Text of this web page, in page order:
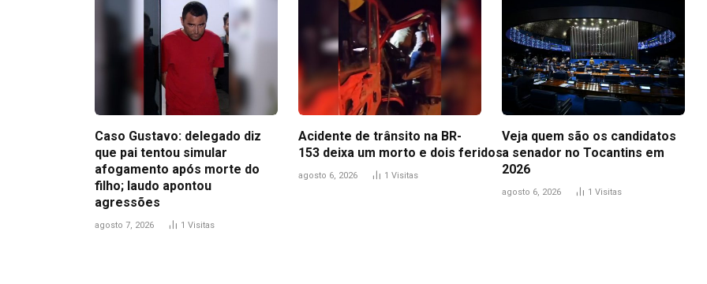
Caso Gustavo: delegado diz
que pai tentou simular
afogamento após morte do
filho; laudo apontou
agressões
agosto 7, 2026 1 Visitas
Acidente de trânsito na BR-
153 deixa um morto e dois feridos
agosto 6, 2026 1 Visitas
Veja quem são os candidatos
a senador no Tocantins em
2026
agosto 6, 2026 1 Visitas